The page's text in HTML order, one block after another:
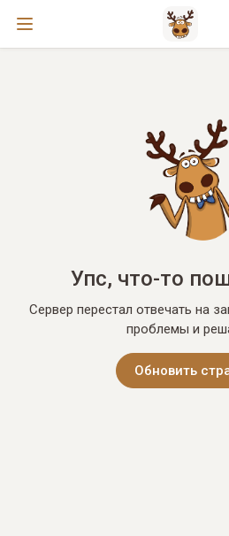
Упс, что-то
Сервер перестал отвечать на
проблемы и
Обновить